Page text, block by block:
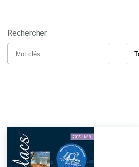
Rechercher